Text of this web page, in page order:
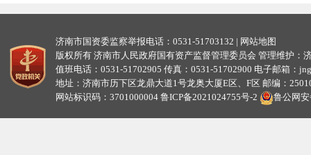
济南市国资委监察举报电话：0531-51703132 | 网站地图
版权所有 济南市人民政府国有资产监督管理委员会 管理维护：
值班电话：0531-51702905 传真：0531-51702900 电子邮箱：
地址：济南市历下区龙鼎大道1号龙奥大厦E区、F区 邮编：
网站标识码：3701000004 鲁ICP备2021024755号-2 鲁公网